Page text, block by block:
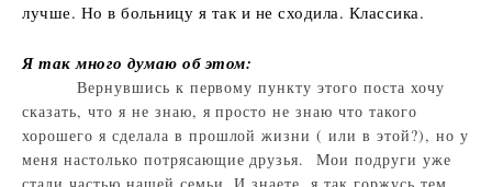
лучше. Но в больницу я так и не сходила. Классика.
Я так много думаю об этом:
Вернувшись к первому пункту этого поста хочу
сказать, что я не знаю, я просто не знаю что такого
хорошего я сделала в прошлой жизни ( или в этой?), но у
меня настолько потрясающие друзья. Мои подруги уже